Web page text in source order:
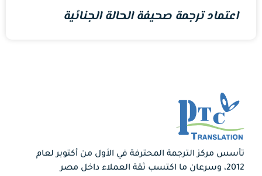
اعتماد ترجمة صحيفة الحالة الجنائية
تأسس مركز الترجمة المحترفة في الأول من أكتوبر لعام
2012، وسرعان ما اكتسب ثقة العملاء داخل مصر